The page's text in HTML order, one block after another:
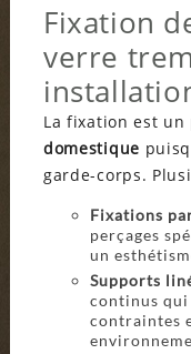
Fixation
verre
La fixation est
domestique
garde-corps.
Fixations
perçages
un
Supports
continus
contraintes